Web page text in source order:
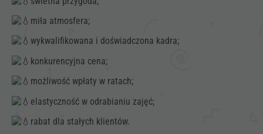
miła atmosfera;
wykwalifikowana i doświadczona kadra;
konkurencyjna cena;
możliwość wpłaty w ratach;
elastyczność w odrabianiu zajęć;
rabat dla stałych klientów.